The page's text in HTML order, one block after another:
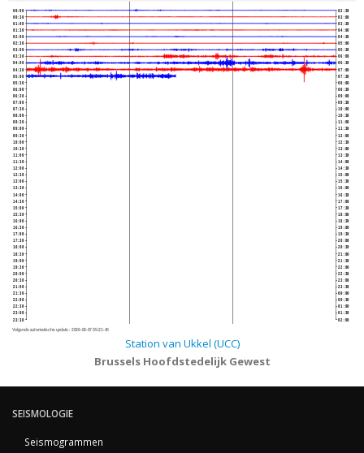
00:00
00:30
01:00
01:30
02:00
02:30
03:00
03:30
04:00
04:30
05:00
05:30
06:00
06:30
07:00
07:30
08:00
08:30
09:00
09:30
10:00
10:30
11:00
11:30
12:00
12:30
13:00
13:30
14:00
14:30
15:00
15:30
16:00
16:30
17:00
17:30
18:00
18:30
19:00
19:30
20:00
20:30
21:00
21:30
22:00
22:30
23:00
23:30
02:30
03:00
03:30
04:00
04:30
05:00
05:30
06:00
06:30
07:00
07:30
08:00
08:30
09:00
09:30
10:00
10:30
11:00
11:30
12:00
12:30
13:00
13:30
14:00
14:30
15:00
15:30
16:00
16:30
17:00
17:30
18:00
18:30
19:00
19:30
20:00
20:30
21:00
21:30
22:00
22:30
23:00
23:30
00:00
00:30
01:00
01:30
02:00
Volgende automatische update : 2026-08-07 05:21:40
Station van Ukkel (UCC)
Brussels Hoofdstedelijk Gewest
SEISMOLOGIE
Seismogrammen